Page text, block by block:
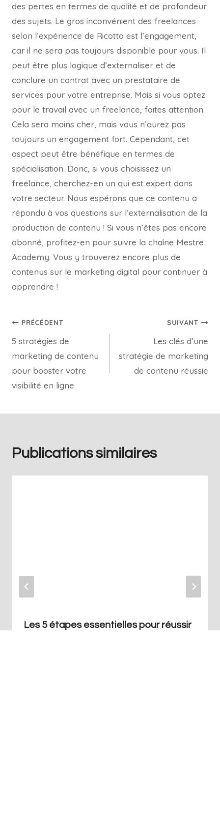
des pertes en termes de qualité et de profondeur
des sujets. Le gros inconvénient des freelances
selon l’expérience de Ricotta est l’engagement,
car il ne sera pas toujours disponible pour vous. Il
peut être plus logique d’externaliser et de
conclure un contrat avec un prestataire de
services pour votre entreprise. Mais si vous optez
pour le travail avec un freelance, faites attention.
Cela sera moins cher, mais vous n’aurez pas
toujours un engagement fort. Cependant, cet
aspect peut être bénéfique en termes de
spécialisation. Donc, si vous choisissez un
freelance, cherchez-en un qui est expert dans
votre secteur. Nous espérons que ce contenu a
répondu à vos questions sur l’externalisation de la
production de contenu ! Si vous n’êtes pas encore
abonné, profitez-en pour suivre la chaîne Mestre
Academy. Vous y trouverez encore plus de
contenus sur le marketing digital pour continuer à
apprendre !
PRÉCÉDENT
5 stratégies de
marketing de contenu
pour booster votre
visibilité en ligne
SUIVANT
Les clés d’une
stratégie de marketing
de contenu réussie
Publications similaires
Les 5 étapes essentielles pour réussir